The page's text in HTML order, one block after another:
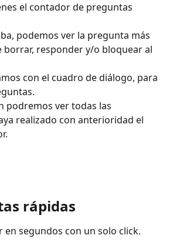
el contador de preguntas
podemos ver la pregunta más
borrar, responder y/o bloquear al
con el cuadro de diálogo, para
podremos ver todas las
realizado con anterioridad el
rápidas
en segundos con un solo click.